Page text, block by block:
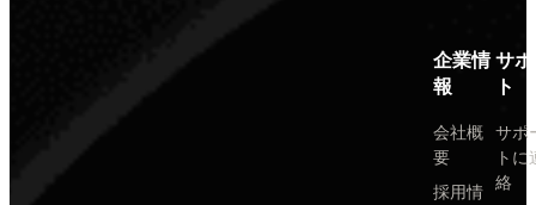
企業情
報
会社概
要
採用情
サ
ト
サポ
トに
絡